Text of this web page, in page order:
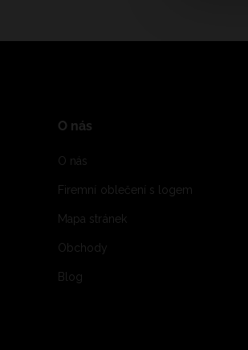
O nás
O nás
Firemní oblečení s logem
Mapa stránek
Obchody
Blog